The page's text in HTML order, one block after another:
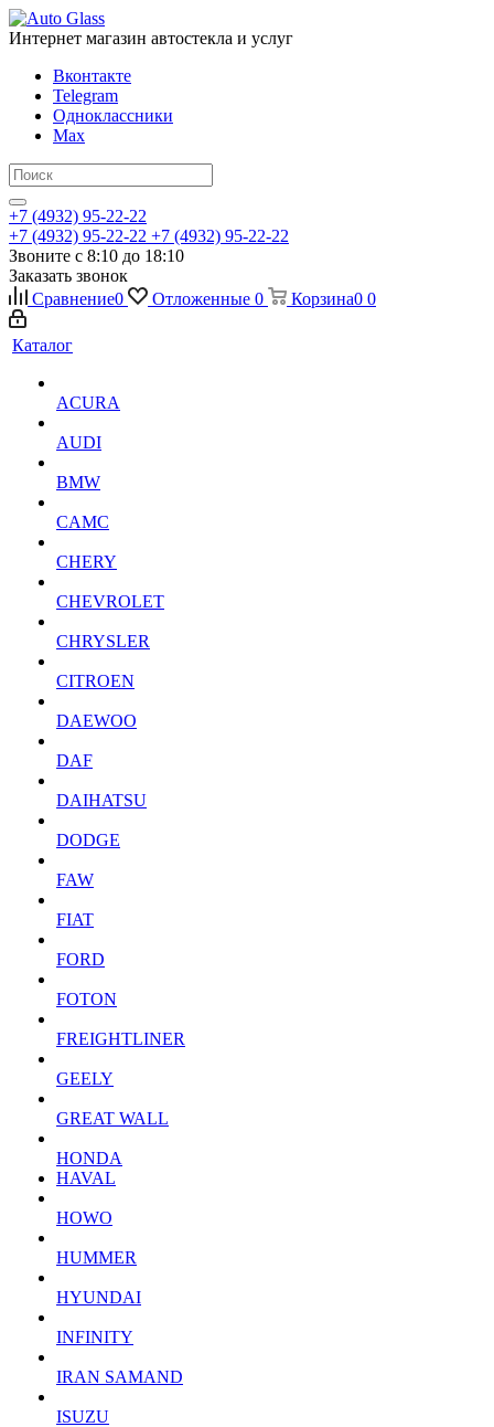
Интернет магазин автостекла и услуг
Вконтакте
Telegram
Одноклассники
Max
+7 (4932) 95-22-22
+7 (4932) 95-22-22 +7 (4932) 95-22-22
Звоните с 8:10 до 18:10
Заказать звонок
Сравнение0 Отложенные 0 Корзина0 0
Каталог
ACURA
AUDI
BMW
CAMC
CHERY
CHEVROLET
CHRYSLER
CITROEN
DAEWOO
DAF
DAIHATSU
DODGE
FAW
FIAT
FORD
FOTON
FREIGHTLINER
GEELY
GREAT WALL
HONDA
HAVAL
HOWO
HUMMER
HYUNDAI
INFINITY
IRAN SAMAND
ISUZU